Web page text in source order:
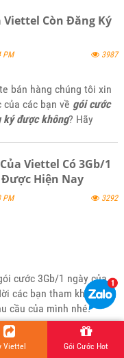
Viettel Còn Đăng Ký
PM 3987
bán hàng chúng tôi xin
các bạn về gói cước
ký được không? Hãy
Viettel Có 3Gb/1
Hiện Nay
PM 3292
cước 3Gb/1 ngày của
các bạn tham khảo và
cầu của mình nhé.
1 Ngày Của Viettel
Viettel Gói Cước Hot